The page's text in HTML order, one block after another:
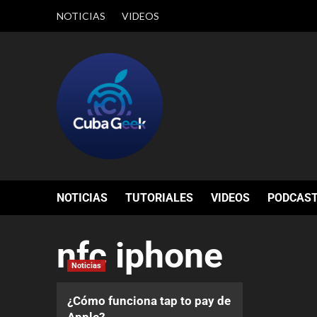
NOTICIAS VIDEOS
NOTICIAS TUTORIALES VIDEOS
nfc iphone
Noticias
¿Cómo funciona tap to pay de